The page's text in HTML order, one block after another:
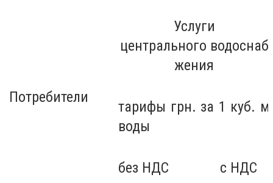
Потребители
Услуги
центрального водоснаб
жения
тарифы грн. за 1 куб. м
воды
без НДС с НДС